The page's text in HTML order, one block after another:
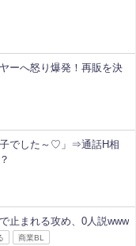
ーへ怒り爆発！再販を決
でした～♡」⇒通話H相
止まれる攻め、0人説www
商業BL